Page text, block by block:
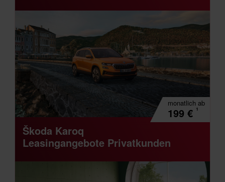
monatlich ab
199 € ¹
Škoda Karoq
Leasingangebote Privatkunden